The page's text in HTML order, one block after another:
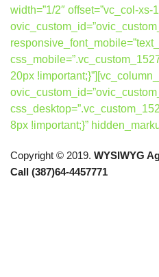
width=”1/2″ offset=”vc_col-xs-
20px
8px !important;}”
Copyright © 2019. WYSIWYG
Call (387)64-4457771